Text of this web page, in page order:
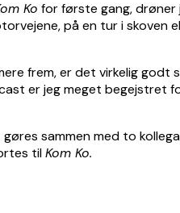
Ko for første gang, drøner
på en tur i skoven
frem, er det virkelig
er jeg meget begejstret
sammen med to
tilKom Ko.